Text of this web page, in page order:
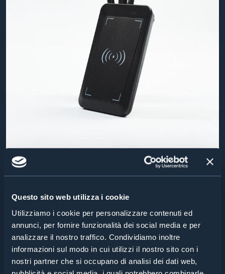
Questo sito web utilizza i cookie
Utilizziamo i cookie per personalizzare contenuti ed
annunci, per fornire funzionalità dei social media e per
analizzare il nostro traffico. Condividiamo inoltre
informazioni sul modo in cui utilizzi il nostro sito con i
nostri partner che si occupano di analisi dei dati web,
DESKTOP READER – NEO 2 HF
DESKTOP READER – NEO 2 HF